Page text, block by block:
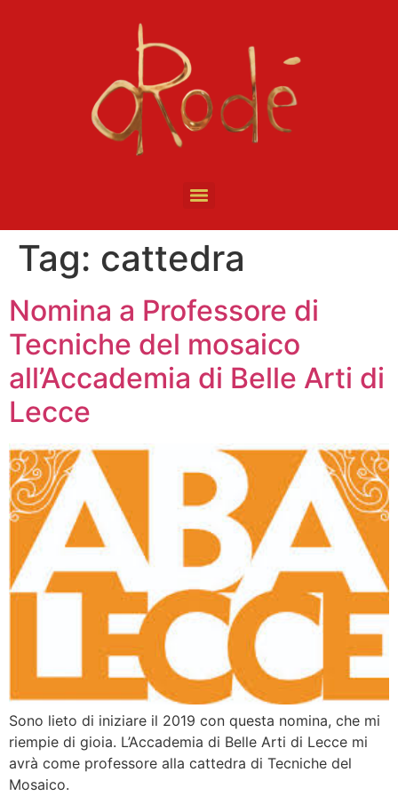
Tag: cattedra
Nomina a Professore di
Tecniche del mosaico
all’Accademia di Belle Arti di
Lecce
Sono lieto di iniziare il 2019 con questa nomina, che mi
riempie di gioia. L’Accademia di Belle Arti di Lecce mi
avrà come professore alla cattedra di Tecniche del
Mosaico.